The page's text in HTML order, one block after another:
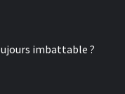
imbattable ?